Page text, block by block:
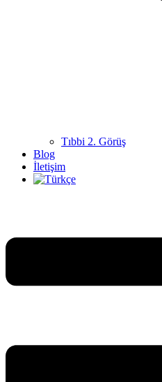
Tıbbi 2. Görüş
Blog
İletişim